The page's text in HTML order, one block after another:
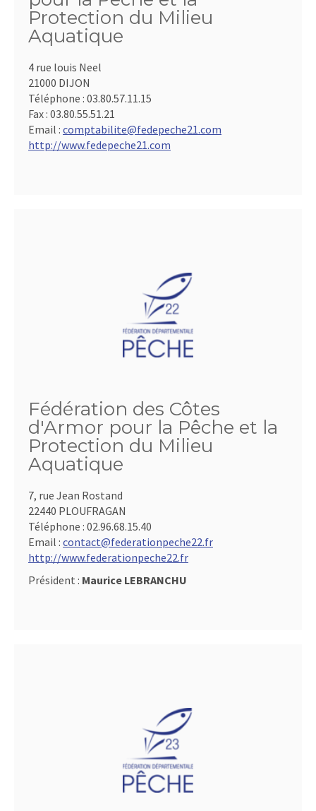
Protection du Milieu
Aquatique
4 rue louis Neel
21000 DIJON
Téléphone : 03.80.57.11.15
Fax : 03.80.55.51.21
Email : comptabilite@fedepeche21.com
http://www.fedepeche21.com
Fédération des Côtes
d'Armor pour la Pêche et la
Protection du Milieu
Aquatique
7, rue Jean Rostand
22440 PLOUFRAGAN
Téléphone : 02.96.68.15.40
Email : contact@federationpeche22.fr
http://www.federationpeche22.fr
Président : Maurice LEBRANCHU